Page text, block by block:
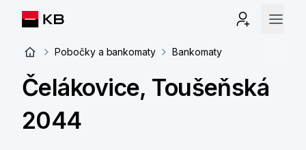
Pobočky a bankomaty Bankomaty
Čelákovice, Toušeňská
2044